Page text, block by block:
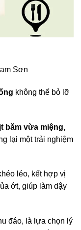
Sơn
không thể bỏ lỡ
băm vừa miệng,
lại một trải nghiệm
léo, kết hợp vị
ớt, giúp làm dậy
đáo, là lựa chọn lý